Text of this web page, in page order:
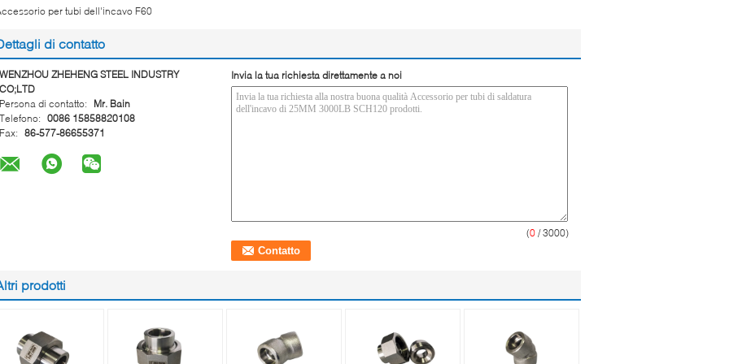
per tubi dell'incavo F60
di contatto
WENZHOU ZHEHENG STEEL INDUSTRY
CO;LTD
Persona di contatto:
Mr. Bain
Telefono: 0086 15858820108
Fax: 86-577-86655371
Invia la tua richiesta direttamente a noi
(0 / 3000)
prodotti